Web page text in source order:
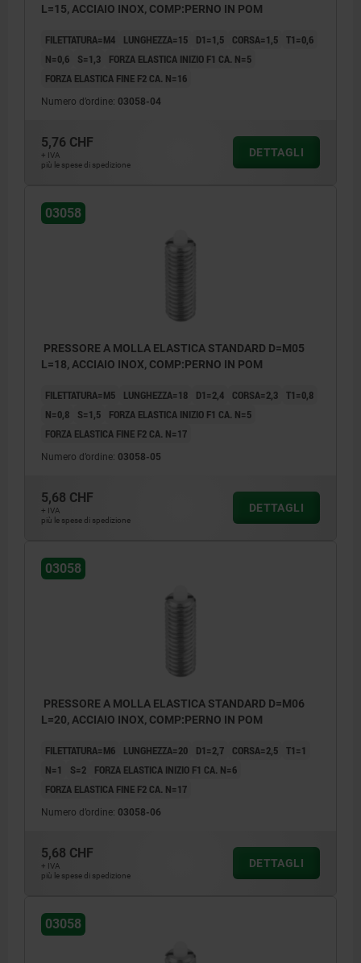
L=15, ACCIAIO INOX, COMP:PERNO IN POM
FILETTATURA=M4 LUNGHEZZA=15 D1=1,5 CORSA=1,5 T1=0,6
N=0,6
S=1,3
FORZA ELASTICA INIZIO F1 CA. N=5
FORZA ELASTICA FINE F2 CA. N=16
Numero d’ordine: 03058-04
5,76 CHF
+ IVA
più le spese di spedizione
DETTAGLI
03058
PRESSORE A MOLLA ELASTICA STANDARD D=M05
L=18, ACCIAIO INOX, COMP:PERNO IN POM
FILETTATURA=M5 LUNGHEZZA=18 D1=2,4 CORSA=2,3 T1=0,8
N=0,8
S=1,5
FORZA ELASTICA INIZIO F1 CA. N=5
FORZA ELASTICA FINE F2 CA. N=17
Numero d’ordine: 03058-05
5,68 CHF
+ IVA
più le spese di spedizione
DETTAGLI
03058
PRESSORE A MOLLA ELASTICA STANDARD D=M06
L=20, ACCIAIO INOX, COMP:PERNO IN POM
FILETTATURA=M6 LUNGHEZZA=20 D1=2,7 CORSA=2,5 T1=1
N=1
S=2
FORZA ELASTICA INIZIO F1 CA. N=6
FORZA ELASTICA FINE F2 CA. N=17
Numero d’ordine: 03058-06
5,68 CHF
+ IVA
più le spese di spedizione
DETTAGLI
03058